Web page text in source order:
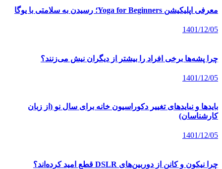
معرفی اپلیکیشن Yoga for Beginners؛ رسیدن به سلامتی با یوگا
1401/12/05
چرا پشه‌ها برخی افراد را بیشتر از دیگران نیش می‌زنند؟
1401/12/05
بایدها و نبایدهای تغییر دکوراسیون خانه برای سال نو (از زبان
کارشناسان)
1401/12/05
چرا نیکون و کانن از دوربین‌های DSLR قطع امید کرده‌اند؟